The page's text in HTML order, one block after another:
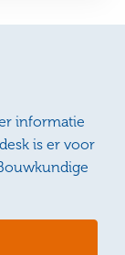
informatie
is er voor